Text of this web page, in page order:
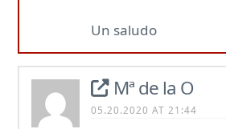
Un saludo
Mª de la O
05.20.2020 AT 21:44